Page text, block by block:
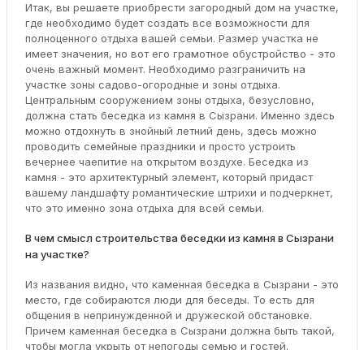
Итак, вы решаете приобрести загородный дом на участке,
где необходимо будет создать все возможности для
полноценного отдыха вашей семьи. Размер участка не
имеет значения, но вот его грамотное обустройство - это
очень важный момент. Необходимо разграничить на
участке зоны садово-огородные и зоны отдыха.
Центральным сооружением зоны отдыха, безусловно,
должна стать беседка из камня в Сызрани. Именно здесь
можно отдохнуть в знойный летний день, здесь можно
проводить семейные праздники и просто устроить
вечернее чаепитие на открытом воздухе. Беседка из
камня - это архитектурный элемент, который придаст
вашему ландшафту романтические штрихи и подчеркнет,
что это именно зона отдыха для всей семьи.
В чем смысл строительства беседки из камня в Сызрани
на участке?
Из названия видно, что каменная беседка в Сызрани - это
место, где собираются люди для беседы. То есть для
общения в непринужденной и дружеской обстановке.
Причем каменная беседка в Сызрани должна быть такой,
чтобы могла укрыть от непогоды семью и гостей.